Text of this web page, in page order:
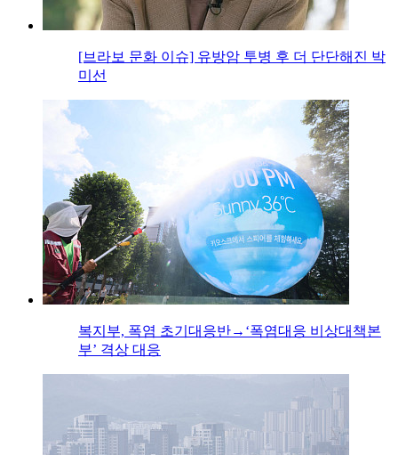
[브라보 문화 이슈] 유방암 투병 후 더 단단해진 박
미선
복지부, 폭염 초기대응반→‘폭염대응 비상대책본
부’ 격상 대응